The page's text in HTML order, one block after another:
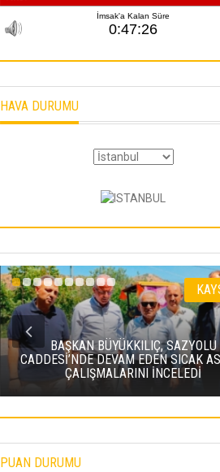
01 Mayis 2026
HAVA DURUMU
BAŞKAN BÜYÜKKILIÇ, SAZYOLU
CADDESİ’NDE DEVAM EDEN SICAK
ÇALIŞMALARINI İNCELEDİ
PUAN DURUMU